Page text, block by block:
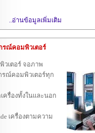
..อ่านข้อมูลเพิ่มเติม
รณ์คอมพิวเตอร์
วเตอร์ จอภาพ
รณ์คอมพิวเตอร์ทุก
ครื่องทั้งในและนอก
เครื่องตามความ